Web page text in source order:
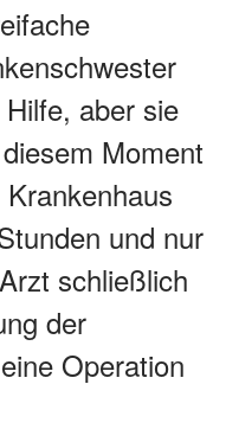
aber sie
Moment
und nur
schließlich
der
Operation